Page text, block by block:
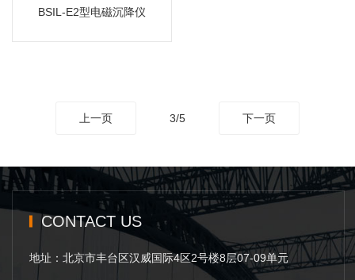
BSIL-E2型电磁沉降仪
上一页 3/5 下一页
CONTACT US
地址：北京市丰台区汉威国际4区2号楼8层07-09单元